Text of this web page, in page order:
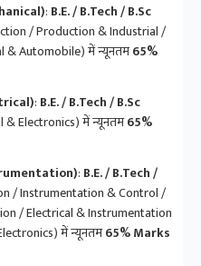
: B.E. / B.Tech / B.Sc
/ Production & Industrial /
& Automobile) में न्यूनतम65%
: B.E. / B.Tech / B.Sc
& Electronics) में न्यूनतम65%
: B.E. / B.Tech /
/ Instrumentation & Control /
/ Electrical & Instrumentation
में न्यूनतम65% Marks